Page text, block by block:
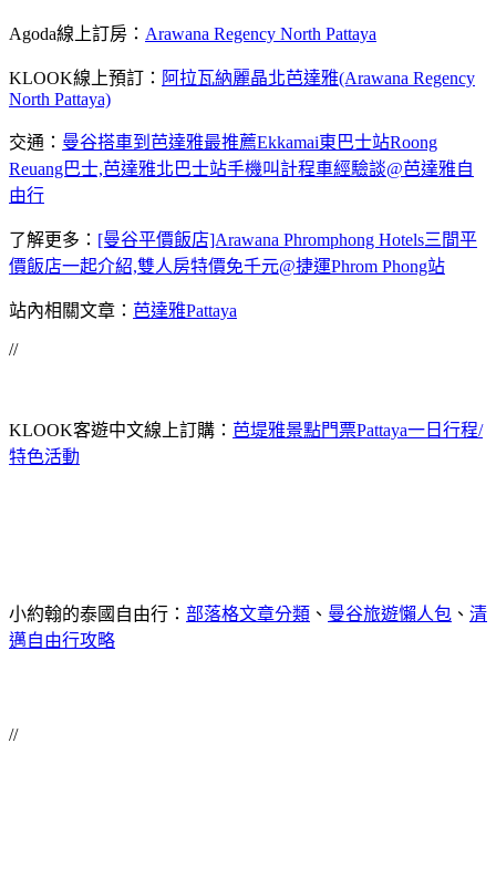
Agoda線上訂房： Arawana Regency North Pattaya
KLOOK線上預訂： 阿拉瓦納麗晶北芭達雅(Arawana Regency
North Pattaya)
交通： 曼谷搭車到芭達雅最推薦Ekkamai東巴士站Roong
Reuang巴士,芭達雅北巴士站手機叫計程車經驗談@芭達雅自
由行
了解更多： [曼谷平價飯店]Arawana Phromphong Hotels三間平
價飯店一起介紹,雙人房特價免千元@捷運Phrom Phong站
站內相關文章： 芭達雅Pattaya
//
KLOOK客遊中文線上訂購： 芭堤雅景點門票Pattaya一日行程/
特色活動
小約翰的泰國自由行： 部落格文章分類 、 曼谷旅遊懶人包 、 清
邁自由行攻略
//